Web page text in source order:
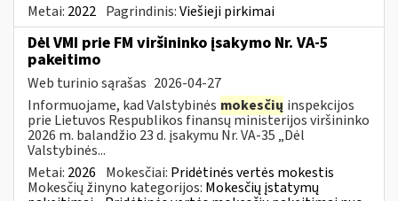
Metai: 2022 Pagrindinis:Viešieji pirkimai
Dėl VMI prie FM viršininko įsakymo Nr. VA-5
pakeitimo
Web turinio sąrašas 2026-04-27
Informuojame, kad Valstybinės mokesčių inspekcijos
prie Lietuvos Respublikos finansų ministerijos viršininko
2026 m. balandžio 23 d. įsakymu Nr. VA-35 „Dėl
Valstybinės...
Metai: 2026 Mokesčiai: Pridėtinės vertės mokestis
Mokesčių žinyno kategorijos: Mokesčių įstatymų